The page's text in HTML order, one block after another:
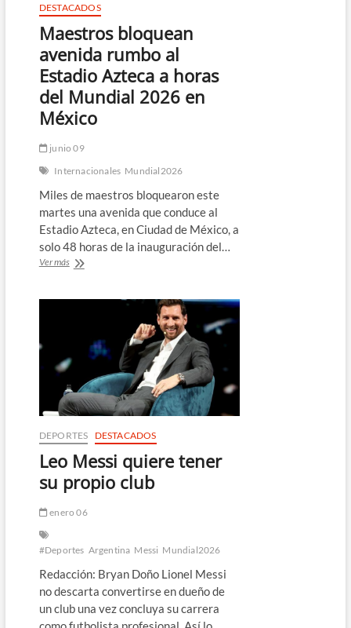
triunfo
del
DESTACADOS
Maestros bloquean
avenida rumbo al
Estadio Azteca a horas
del Mundial 2026 en
México
junio 09
Internacionales Mundial2026
Miles de maestros bloquearon este
martes una avenida que conduce al
Estadio Azteca, en Ciudad de México, a
solo 48 horas de la inauguración del…
Ver másMaestros
rumbo
Azteca
a
del
Mundial
2026
en
México
DEPORTES DESTACADOS
Leo Messi quiere tener
su propio club
enero 06
#Deportes Argentina Messi Mundial2026
Redacción: Bryan Doño Lionel Messi
no descarta convertirse en dueño de
un club una vez concluya su carrera